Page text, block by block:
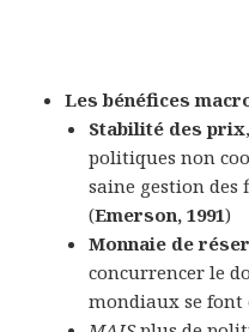
Les bénéfices
Stabilité des prix
politiques non
saine gestion des
(Emerson, 1991)
Monnaie de
concurrencer le
mondiaux se font